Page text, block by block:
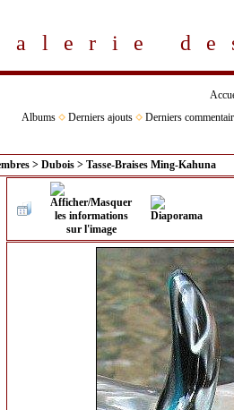
alerie
Albums
Derniers ajouts Derniers
> Dubois > Tasse-Braises Ming-Kahuna